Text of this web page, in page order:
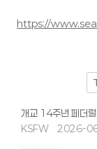
https://
개교 14주년 페더
KSFW 2026-